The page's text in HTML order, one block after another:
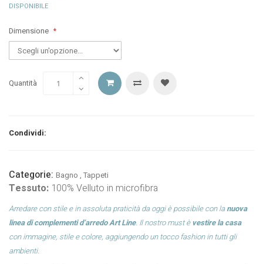
DISPONIBILE
Dimensione
Quantità
Condividi:
Categorie: Bagno , Tappeti
Tessuto: 100% Velluto in microfibra
Arredare con stile e in assoluta praticità da oggi è possibile con lanuova
linea di complementi d’arredo Art Line. Il nostro must è vestire la casa
con immagine, stile e colore, aggiungendo un tocco fashion in tutti gli
ambienti.